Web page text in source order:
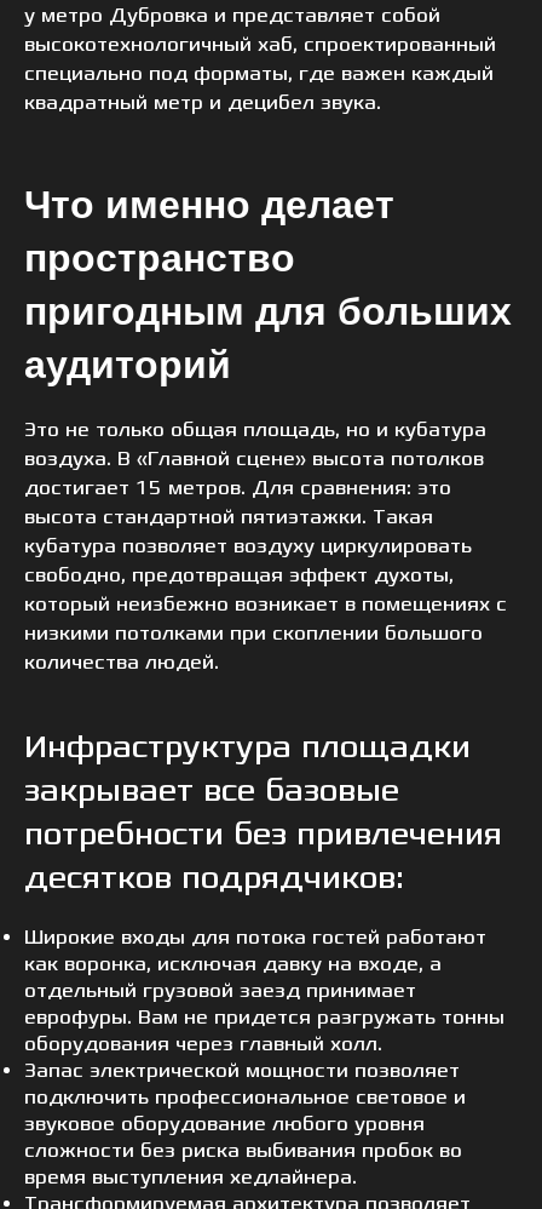
у метро Дубровка и представляет собой
высокотехнологичный хаб, спроектированный
специально под форматы, где важен каждый
квадратный метр и децибел звука.
Что именно делает
пространство
пригодным для больших
аудиторий
Это не только общая площадь, но и кубатура
воздуха. В «Главной сцене» высота потолков
достигает 15 метров. Для сравнения: это
высота стандартной пятиэтажки. Такая
кубатура позволяет воздуху циркулировать
свободно, предотвращая эффект духоты,
который неизбежно возникает в помещениях с
низкими потолками при скоплении большого
количества людей.
Инфраструктура площадки
закрывает все базовые
потребности без привлечения
десятков подрядчиков:
Широкие входы для потока гостей работают
как воронка, исключая давку на входе, а
отдельный грузовой заезд принимает
еврофуры. Вам не придется разгружать тонны
оборудования через главный холл.
Запас электрической мощности позволяет
подключить профессиональное световое и
звуковое оборудование любого уровня
сложности без риска выбивания пробок во
время выступления хедлайнера.
Трансформируемая архитектура позволяет